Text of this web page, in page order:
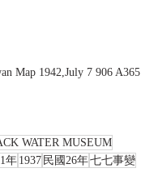
Map 1942,July 7 906 A365
WATER MUSEUM
年 1937 民國26年七七事變